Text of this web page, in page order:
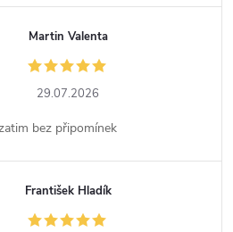
Martin Valenta
29.07.2026
bez připomínek
František Hladík